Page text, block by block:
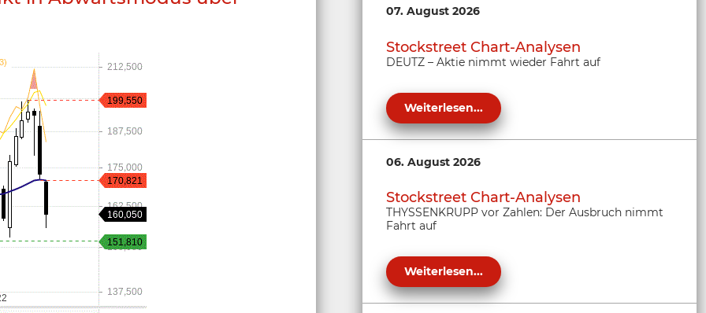
07. August 2026
Stockstreet Chart-Analysen
DEUTZ – Aktie nimmt wieder Fahrt auf
Weiterlesen...
06. August 2026
Stockstreet Chart-Analysen
THYSSENKRUPP vor Zahlen: Der Ausbruch nimmt
Fahrt auf
Weiterlesen...